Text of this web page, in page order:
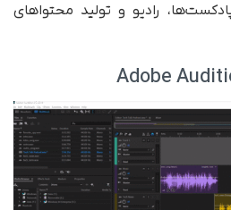
رادیو و تولید محتواهای